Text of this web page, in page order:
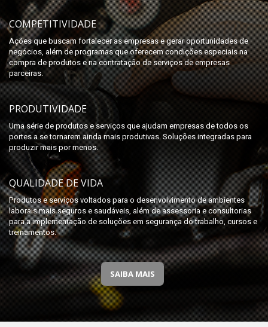
COMPETITIVIDADE
Ações que buscam fortalecer as empresas e gerar oportunidades de
negócios, além de programas que oferecem condições especiais na
compra de produtos e na contratação de serviços de empresas
parceiras.
PRODUTIVIDADE
Uma série de produtos e serviços que ajudam empresas de todos os
portes a se tornarem ainda mais produtivas. Soluções integradas para
produzir mais por menos.
QUALIDADE DE VIDA
Produtos e serviços voltados para o desenvolvimento de ambientes
laborais mais seguros e saudáveis, além de assessoria e consultorias
para a implementação de soluções em segurança do trabalho, cursos e
treinamentos.
SAIBA MAIS